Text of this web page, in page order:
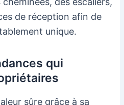
de réception afin de
unique.
qui
sûre grâce à sa